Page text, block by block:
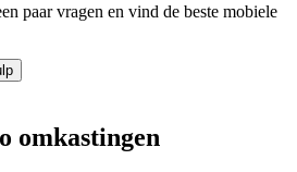
paar vragen en vind de beste mobiele
omkastingen